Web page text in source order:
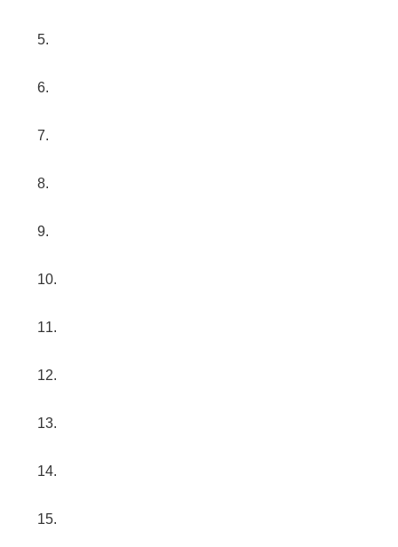
5.
6.
7.
8.
9.
10.
11.
12.
13.
14.
15.